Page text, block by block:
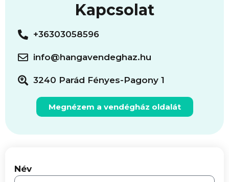
Kapcsolat
+36303058596
info@hangavendeghaz.hu
3240 Parád Fényes-Pagony 1
Megnézem a vendégház oldalát
Név